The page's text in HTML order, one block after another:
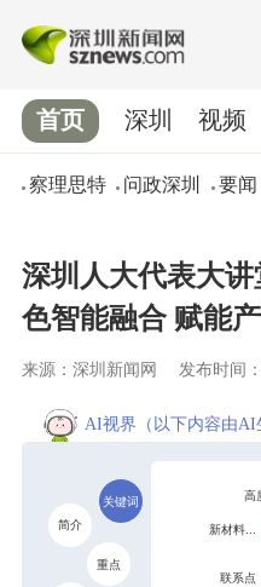
首页
察理思特 问政深圳 要闻
深圳 视频
深圳人大代表大
色智能融合 赋能
来源：深圳新闻网 发布时间
AI视界 （以下内容由AI
关键词
简介
重点